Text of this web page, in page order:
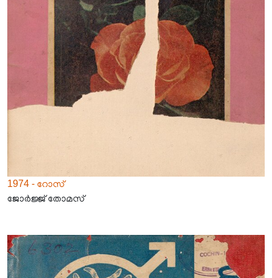
1974 - റോസ്
ജോർജ്ജ് തോമസ്